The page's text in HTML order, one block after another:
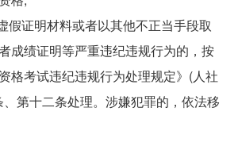
假证明材料或者以其他不正当手段取
成绩证明等严重违纪违规行为的，按
格考试违纪违规行为处理规定》(人社
第十二条处理。涉嫌犯罪的，依法移